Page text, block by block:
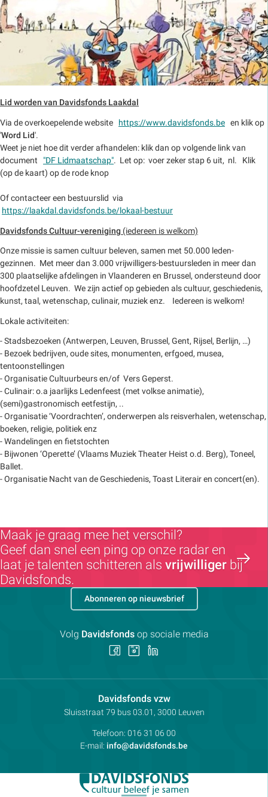
Lid worden van Davidsfonds Laakdal
Via de overkoepelende website https://www.davidsfonds.be en klik op
'Word Lid'.
Weet je niet hoe dit verder afhandelen: klik dan op volgende link van
document "DF Lidmaatschap". Let op: voer zeker stap 6 uit, nl. Klik
(op de kaart) op de rode knop
Of contacteer een bestuurslid via
https://laakdal.davidsfonds.be/lokaal-bestuur
Davidsfonds Cultuur-vereniging (iedereen is welkom)
Onze missie is samen cultuur beleven, samen met 50.000 leden-
gezinnen. Met meer dan 3.000 vrijwilligers-bestuursleden in meer dan
300 plaatselijke afdelingen in Vlaanderen en Brussel, ondersteund door
hoofdzetel Leuven. We zijn actief op gebieden als cultuur, geschiedenis,
kunst, taal, wetenschap, culinair, muziek enz. Iedereen is welkom!
Lokale activiteiten:
- Stadsbezoeken (Antwerpen, Leuven, Brussel, Gent, Rijsel, Berlijn, …)
- Bezoek bedrijven, oude sites, monumenten, erfgoed, musea,
tentoonstellingen
- Organisatie Cultuurbeurs en/of Vers Geperst.
- Culinair: o.a jaarlijks Ledenfeest (met volkse animatie),
(semi)gastronomisch eetfestijn, ..
- Organisatie ‘Voordrachten’, onderwerpen als reisverhalen, wetenschap,
boeken, religie, politiek enz
- Wandelingen en fietstochten
- Bijwonen ‘Operette’ (Vlaams Muziek Theater Heist o.d. Berg), Toneel,
Ballet.
- Organisatie Nacht van de Geschiedenis, Toast Literair en concert(en).
Maak je graag mee het verschil?
Geef dan snel een ping op onze radar en
laat je talenten schitteren als vrijwilliger bij
Davidsfonds.
Davidsfonds vzwContactpersoon:
Adres:
Sluisstraat 79 bus 03.01, 3000 Leuven
Telefoon: 016 31 06 00
E-mail: info@davidsfonds.be
Abonneren op nieuwsbrief
Volg Davidsfondsop sociale media
Volg Volg